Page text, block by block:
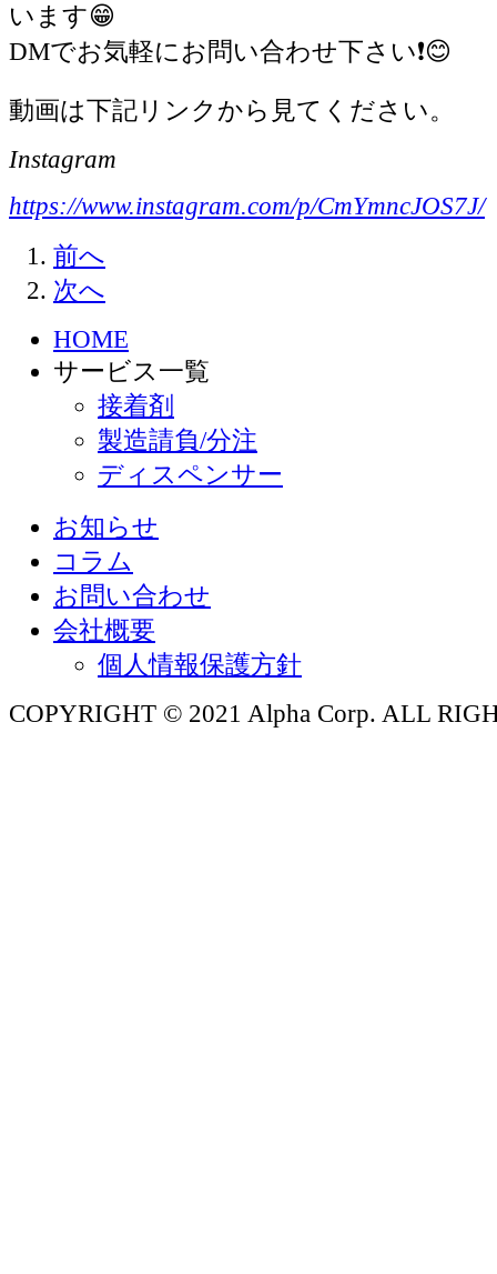
います😁
DMでお気軽にお問い合わせ下さい❗️😊
動画は下記リンクから見てください。
Instagram
https://www.instagram.com/p/CmYmncJOS7J/
前へ
次へ
HOME
サービス一覧
接着剤
製造請負/分注
ディスペンサー
お知らせ
コラム
お問い合わせ
会社概要
個人情報保護方針
COPYRIGHT © 2021 Alpha Corp. ALL